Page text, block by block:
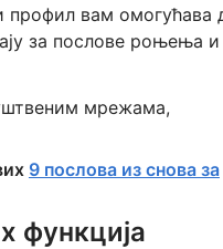
профил вам омогућава
за послове роњења и
мрежама,
9 послова из снова за
функција